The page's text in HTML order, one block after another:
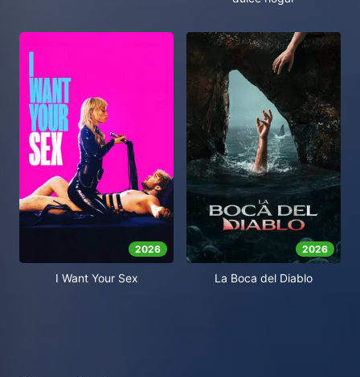
2026
I Want Your Sex
2026
La Boca del Diablo